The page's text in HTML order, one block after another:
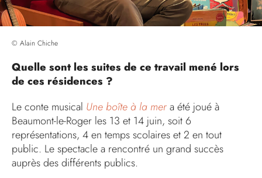
© Alain Chiche
Quelle sont les suites de ce travail mené lors
de ces résidences ?
Le conte musical Une boîte à la mera été joué à
Beaumont-le-Roger les 13 et 14 juin, soit 6
représentations, 4 en temps scolaires et 2 en tout
public. Le spectacle a rencontré un grand succès
auprès des différents publics.